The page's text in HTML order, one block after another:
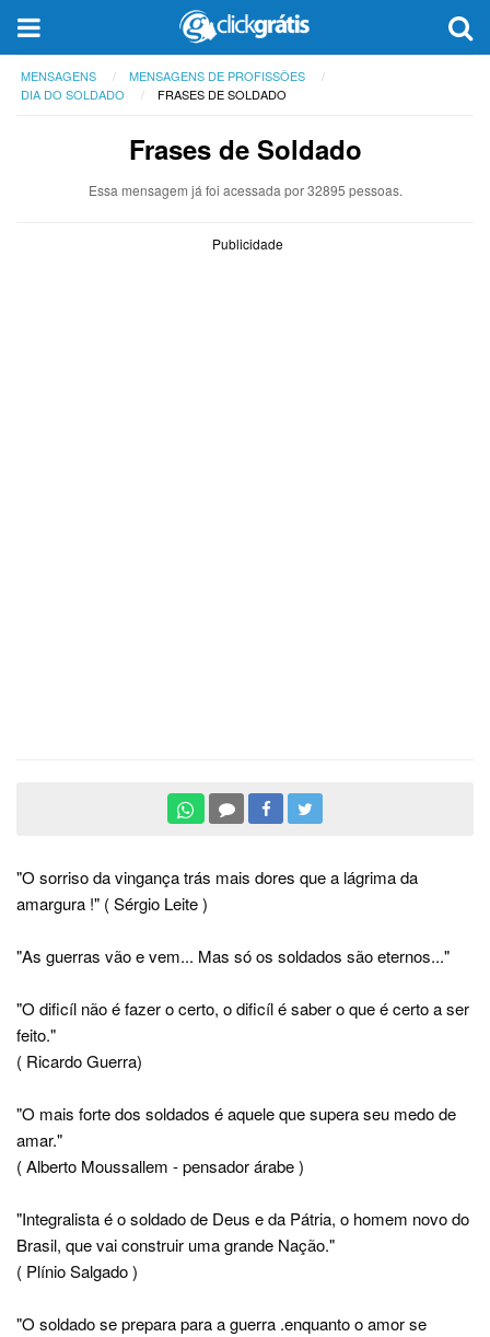
MENSAGENS
MENSAGENS DE PROFISSÕES
DIA DO SOLDADO
FRASES DE SOLDADO
Frases de Soldado
Essa mensagem já foi acessada por 32895 pessoas.
Publicidade
"O sorriso da vingança trás mais dores que a lágrima da
amargura !" ( Sérgio Leite )
"As guerras vão e vem... Mas só os soldados são eternos..."
"O dificíl não é fazer o certo, o dificíl é saber o que é certo a ser
feito."
( Ricardo Guerra)
"O mais forte dos soldados é aquele que supera seu medo de
amar."
( Alberto Moussallem - pensador árabe )
"Integralista é o soldado de Deus e da Pátria, o homem novo do
Brasil, que vai construir uma grande Nação."
( Plínio Salgado )
"O soldado se prepara para a guerra .enquanto o amor se